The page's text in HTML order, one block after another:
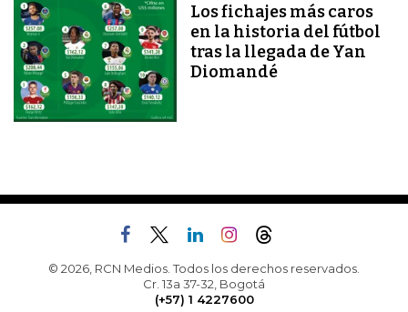
Los fichajes más caros
en la historia del fútbol
tras la llegada de Yan
Diomandé
© 2026, RCN Medios. Todos los derechos reservados.
Cr. 13a 37-32, Bogotá
(+57) 1 4227600